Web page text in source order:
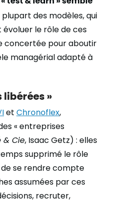
plupart des modèles, qui
le rôle de ces
concertée pour aboutir
managérial adapté à
libérées »
et Chronoflex,
« entreprises
& Cie, Isaac Getz) : elles
supprimé le rôle
se rendre compte
assumées par ces
recruter,